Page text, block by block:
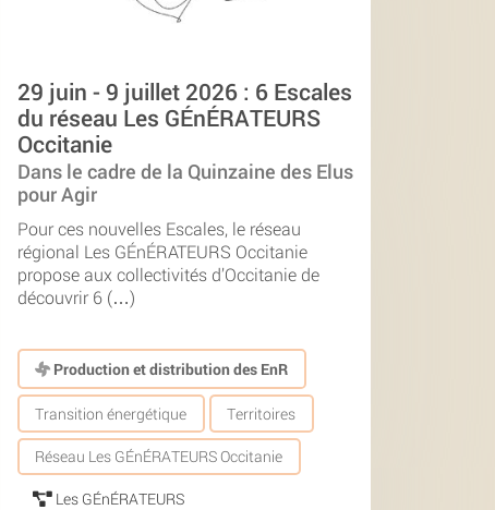
29 juin - 9 juillet 2026 : 6 Escales
du réseau Les GÉnÉRATEURS
Occitanie
Dans le cadre de la Quinzaine des Elus
pour Agir
Pour ces nouvelles Escales, le réseau
régional Les GÉnÉRATEURS Occitanie
propose aux collectivités d’Occitanie de
découvrir 6 (…)
Production et distribution des EnR
Transition énergétique Territoires
Réseau Les GÉnÉRATEURS Occitanie
Les GÉnÉRATEURS